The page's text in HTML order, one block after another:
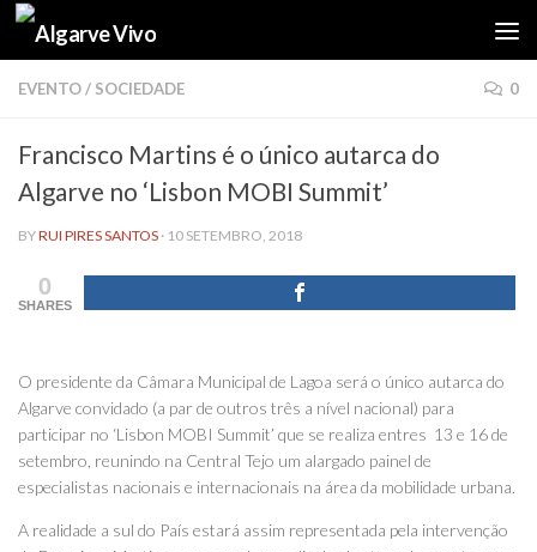
Skip to content
EVENTO/ SOCIEDADE 0
Francisco Martins é o único autarca do
Algarve no ‘Lisbon MOBI Summit’
BYRUI PIRES SANTOS · 10 SETEMBRO, 2018
0
SHARES
O presidente da Câmara Municipal de Lagoa será o único autarca do
Algarve convidado (a par de outros três a nível nacional) para
participar no ‘Lisbon MOBI Summit’ que se realiza entres 13 e 16 de
setembro, reunindo na Central Tejo um alargado painel de
especialistas nacionais e internacionais na área da mobilidade urbana.
A realidade a sul do País estará assim representada pela intervenção